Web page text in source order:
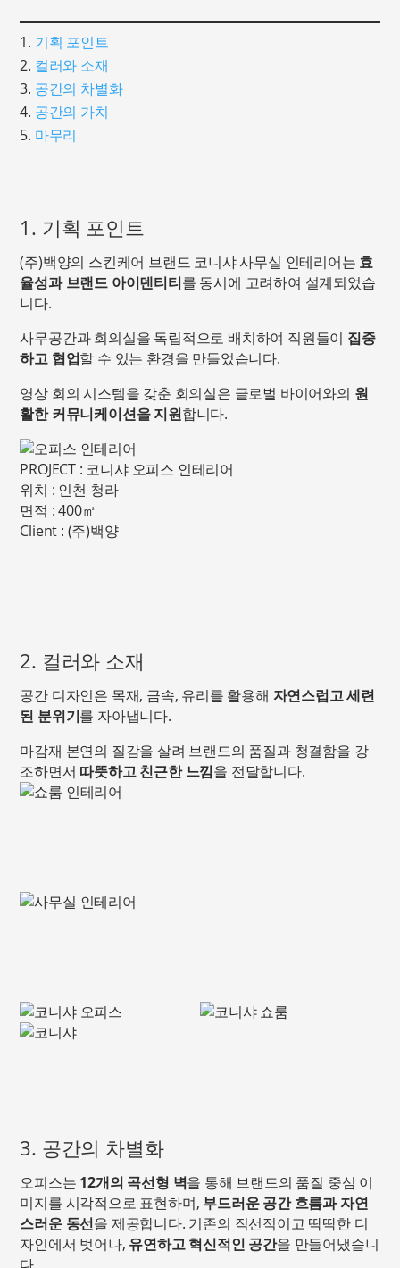
기획 포인트
컬러와 소재
공간의 차별화
공간의 가치
마무리
1. 기획 포인트
(주)백양의 스킨케어 브랜드 코니샤 사무실 인테리어는 효
율성과 브랜드 아이덴티티를 동시에 고려하여 설계되었습
니다.
사무공간과 회의실을 독립적으로 배치하여 직원들이 집중
하고 협업할 수 있는 환경을 만들었습니다.
영상 회의 시스템을 갖춘 회의실은 글로벌 바이어와의 원
활한 커뮤니케이션을 지원합니다.
PROJECT : 코니샤 오피스 인테리어
위치 : 인천 청라
면적 : 400㎡
Client : (주)백양
2. 컬러와 소재
공간 디자인은 목재, 금속, 유리를 활용해 자연스럽고 세련
된 분위기를 자아냅니다.
마감재 본연의 질감을 살려 브랜드의 품질과 청결함을 강
조하면서 따뜻하고 친근한 느낌을 전달합니다.
3. 공간의 차별화
오피스는 12개의 곡선형 벽을 통해 브랜드의 품질 중심 이
미지를 시각적으로 표현하며, 부드러운 공간 흐름과 자연
스러운 동선을 제공합니다. 기존의 직선적이고 딱딱한 디
자인에서 벗어나, 유연하고 혁신적인 공간을 만들어냈습니